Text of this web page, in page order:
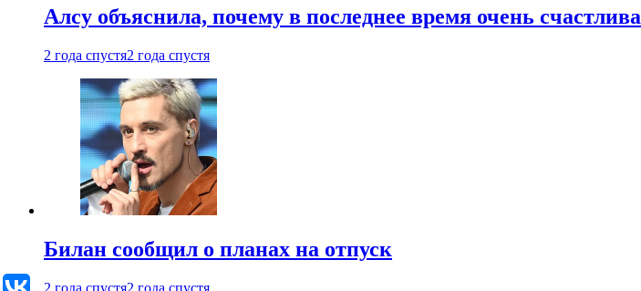
Алсу объяснила, почему в последнее время очень счастлива
2 года спустя2 года спустя
Билан сообщил о планах на отпуск
2 года спустя2 года спустя